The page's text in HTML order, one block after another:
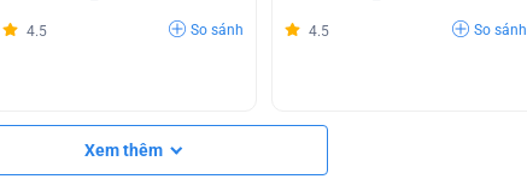
4.5 So sánh 4.5 So sánh
Xem thêm